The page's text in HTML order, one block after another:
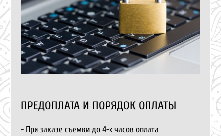
ПРЕДОПЛАТА И ПОРЯДОК ОПЛАТЫ
- При заказе съемки до 4-х часов оплата